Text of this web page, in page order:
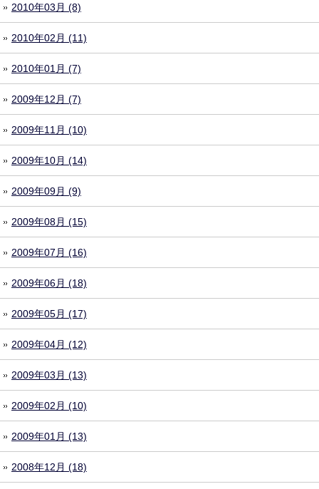
2010年03月 (8)
2010年02月 (11)
2010年01月 (7)
2009年12月 (7)
2009年11月 (10)
2009年10月 (14)
2009年09月 (9)
2009年08月 (15)
2009年07月 (16)
2009年06月 (18)
2009年05月 (17)
2009年04月 (12)
2009年03月 (13)
2009年02月 (10)
2009年01月 (13)
2008年12月 (18)